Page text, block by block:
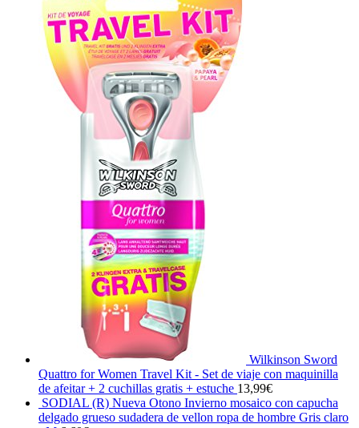
Wilkinson Sword
Quattro for Women Travel Kit - Set de viaje con maquinilla
de afeitar + 2 cuchillas gratis + estuche 13,99€
SODIAL (R) Nueva Otono Invierno mosaico con capucha
delgado grueso sudadera de vellon ropa de hombre Gris claro